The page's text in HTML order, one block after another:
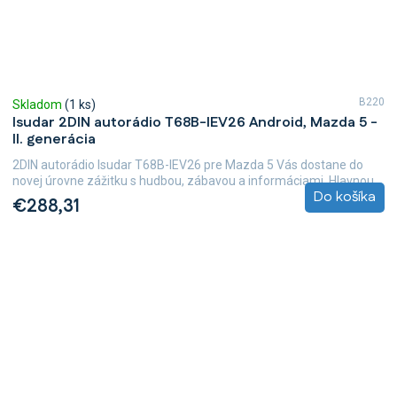
Isudar 2DIN autorádio T68B-IEV26 Android, Mazda 5 -
II. generácia
Skladom (1 ks)
€288,31 Do košíka
2DIN autorádio Isudar T68B-IEV26 pre Mazda 5 Vás dostane do
novej úrovne zážitku s hudbou, zábavou a informáciami. Hlavnou...
B220